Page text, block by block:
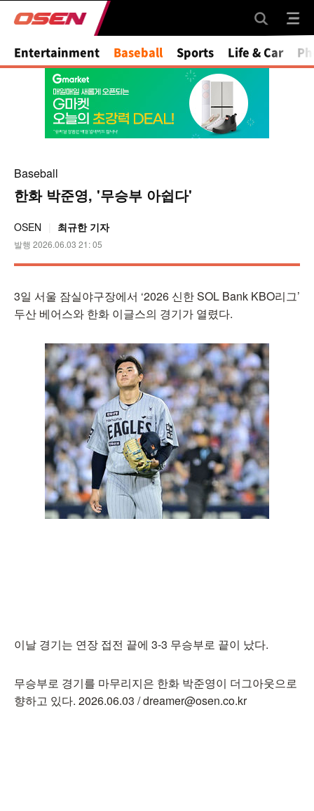
Mute
Entertainment Baseball Sports Life & Car
Baseball
한화 박준영, '무승부 아쉽다'
OSEN 최규한 기자
발행 2026.06.03 21: 05
3일 서울 잠실야구장에서 ‘2026 신한 SOL Bank KBO리그’
두산 베어스와 한화 이글스의 경기가 열렸다.
이날 경기는 연장 접전 끝에 3-3 무승부로 끝이 났다.
무승부로 경기를 마무리지은 한화 박준영이 더그아웃으로
향하고 있다. 2026.06.03 / dreamer@osen.co.kr